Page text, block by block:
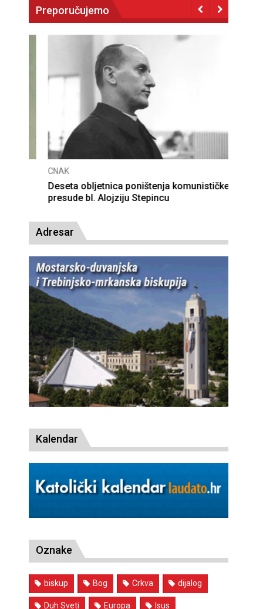
Preporučujemo
CNAK
Deseta obljetnica poništenja komunističke
presude bl. Alojziju Stepincu
Adresar
Kalendar
Oznake
biskup Bog Crkva dijalog
Duh Sveti Europa Isus